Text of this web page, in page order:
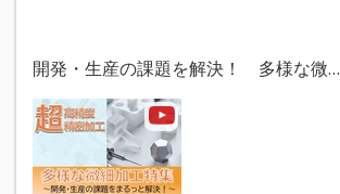
開発・生産の課題を解決！ 多様な微…